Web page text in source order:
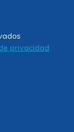
privacidad